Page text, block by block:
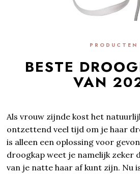
PRODUCTEN
BESTE
VAN
Als vrouw zijnde kost het
ontzettend veel tijd om je haar
is alleen een oplossing voor
droogkap weet je namelijk zeker
van je natte haar af kunt zijn. Nu